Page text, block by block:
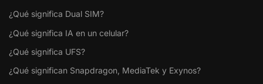
¿Qué significa Dual SIM?
¿Qué significa IA en un celular?
¿Qué significa UFS?
¿Qué significan Snapdragon, MediaTek y Exynos?